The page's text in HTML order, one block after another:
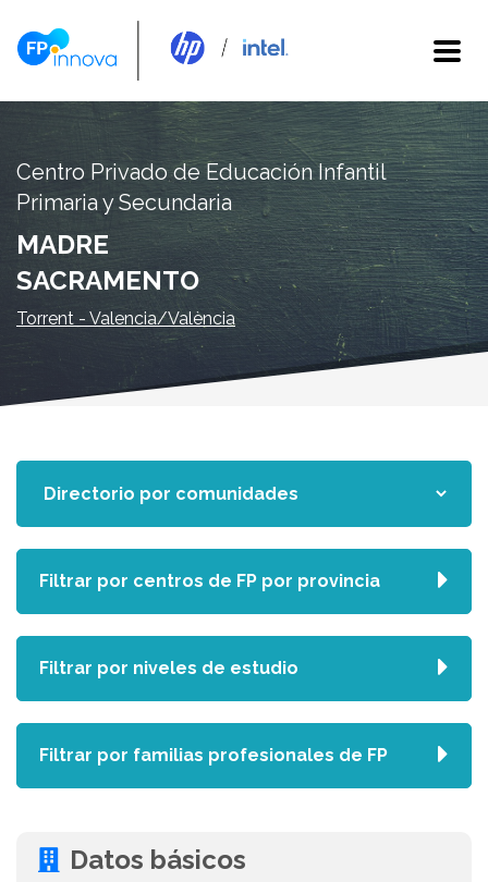
Centro Privado de Educación Infantil
Primaria y Secundaria
MADRE
SACRAMENTO
Torrent - Valencia/València
Datos básicos
Filtrar por centros de FP por provincia
Filtrar por niveles de estudio
Filtrar por familias profesionales de FP